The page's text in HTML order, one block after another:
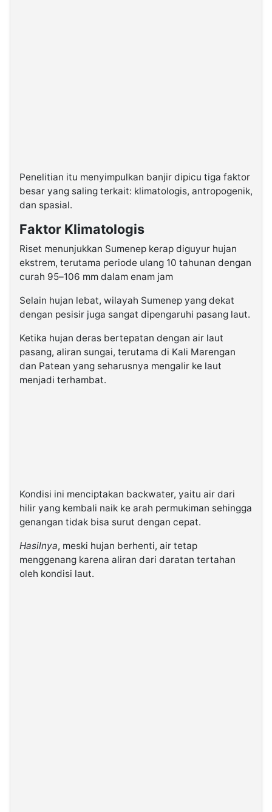
Penelitian itu menyimpulkan banjir dipicu tiga faktor
besar yang saling terkait: klimatologis, antropogenik,
dan spasial.
Faktor Klimatologis
Riset menunjukkan Sumenep kerap diguyur hujan
ekstrem, terutama periode ulang 10 tahunan dengan
curah 95–106 mm dalam enam jam
Selain hujan lebat, wilayah Sumenep yang dekat
dengan pesisir juga sangat dipengaruhi pasang laut.
Ketika hujan deras bertepatan dengan air laut
pasang, aliran sungai, terutama di Kali Marengan
dan Patean yang seharusnya mengalir ke laut
menjadi terhambat.
Kondisi ini menciptakan backwater, yaitu air dari
hilir yang kembali naik ke arah permukiman sehingga
genangan tidak bisa surut dengan cepat.
Hasilnya, meski hujan berhenti, air tetap
menggenang karena aliran dari daratan tertahan
oleh kondisi laut.